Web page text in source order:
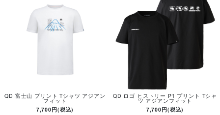
QD 富士山 プリント Tシャツ アジアン
フィット
7,700円(税込)
QD ロゴ ヒストリー P1 プリント Tシャ
ツ アジアンフィット
7,700円(税込)